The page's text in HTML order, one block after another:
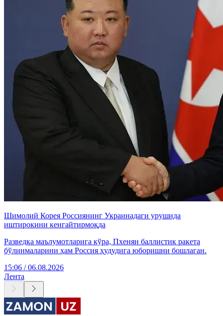
Шимолий Корея Россиянинг Украинадаги урушида
иштирокини кенгайтирмоқда
Разведка маълумотларига кўра, Пхенян баллистик ракета
бўлинмаларини ҳам Россия ҳудудига юборишни бошлаган.
15:06 / 06.08.2026
Лента